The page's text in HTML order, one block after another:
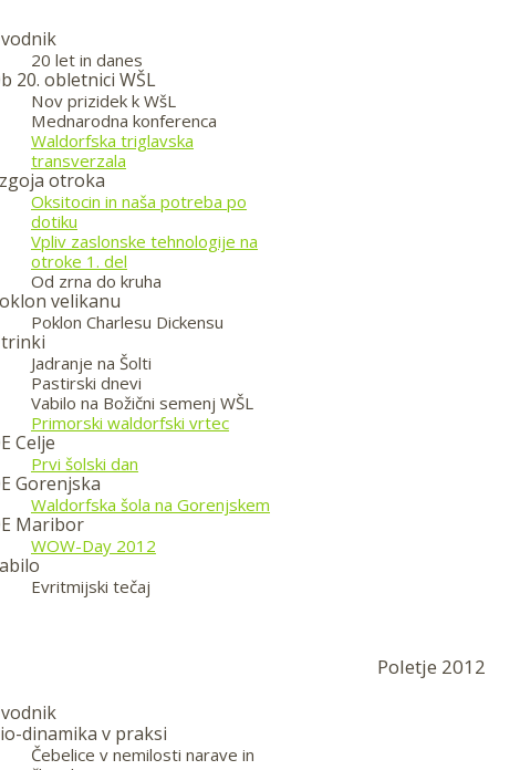
20 let in danes
20. obletnici WŠL
Nov prizidek k WšL
Mednarodna konferenca
Waldorfska triglavska
transverzala
otroka
Oksitocin in naša potreba po
dotiku
Vpliv zaslonske tehnologije na
otroke 1. del
Od zrna do kruha
velikanu
Poklon Charlesu Dickensu
Jadranje na Šolti
Pastirski dnevi
Vabilo na Božični semenj WŠL
Primorski waldorfski vrtec
Celje
Prvi šolski dan
Gorenjska
Waldorfska šola na Gorenjskem
Maribor
WOW-Day 2012
Evritmijski tečaj
Poletje 2012
dinamika v praksi
Čebelice v nemilosti narave in